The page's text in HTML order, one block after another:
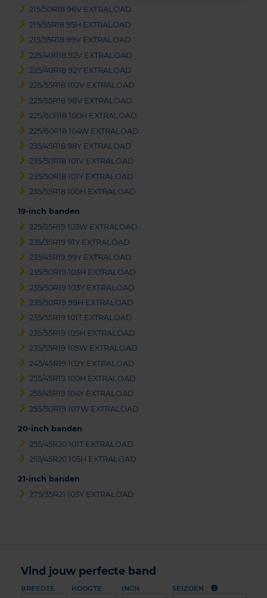
215/50R18 96V EXTRALOAD
215/55R18 95H EXTRALOAD
215/55R18 99V EXTRALOAD
225/40R18 92V EXTRALOAD
225/40R18 92Y EXTRALOAD
225/55R18 102V EXTRALOAD
225/55R18 98V EXTRALOAD
225/60R18 100H EXTRALOAD
225/60R18 104W EXTRALOAD
235/45R18 98Y EXTRALOAD
235/50R18 101V EXTRALOAD
235/50R18 101Y EXTRALOAD
235/55R18 100H EXTRALOAD
19-inch banden
225/55R19 103W EXTRALOAD
235/35R19 91Y EXTRALOAD
235/45R19 99Y EXTRALOAD
235/50R19 103H EXTRALOAD
235/50R19 103Y EXTRALOAD
235/50R19 99H EXTRALOAD
235/55R19 101T EXTRALOAD
235/55R19 105H EXTRALOAD
235/55R19 105W EXTRALOAD
245/45R19 102Y EXTRALOAD
255/45R19 100H EXTRALOAD
255/45R19 104Y EXTRALOAD
255/50R19 107W EXTRALOAD
20-inch banden
255/45R20 101T EXTRALOAD
255/45R20 105H EXTRALOAD
21-inch banden
275/35R21 103Y EXTRALOAD
Vind jouw perfecte band
BREEDTE HOOGTE INCH SEIZOEN